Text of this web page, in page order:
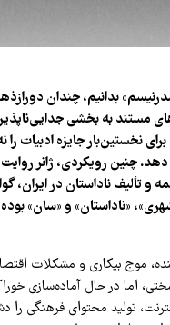
بدانیم، چندان
نخستین‌بار جایزه ادبیات را
چنین رویکردی، ژانر
تألیف ناداستان در ایران،
«ناداستان» و «سان» بوده
موج بیکاری و مشکلات
اما در حال آماده‌سازی
تولید محتوای فرهنگی را